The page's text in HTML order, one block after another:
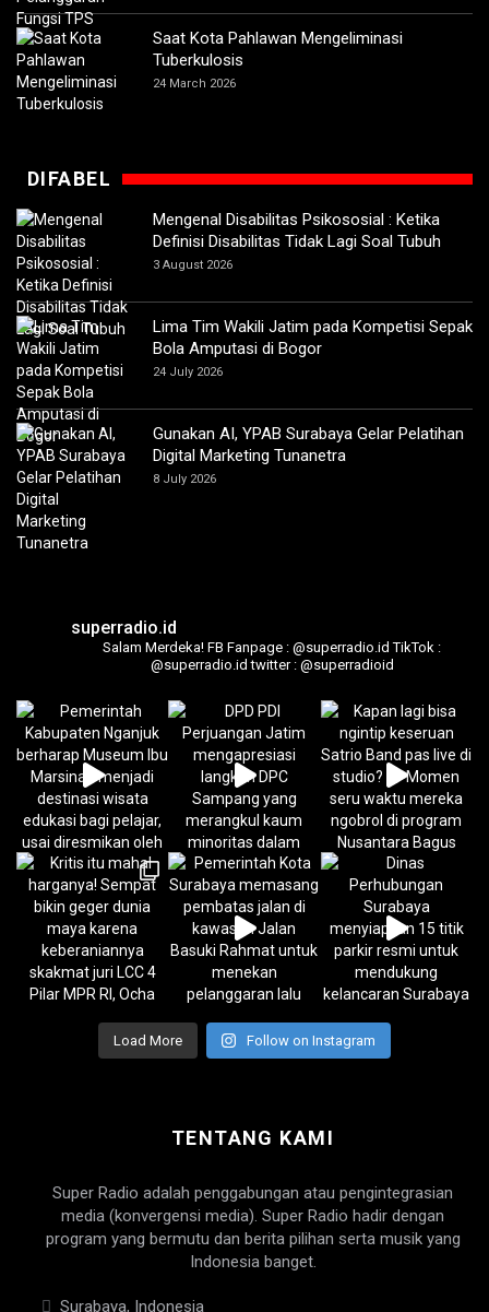
Saat Kota Pahlawan Mengeliminasi
Tuberkulosis
24 March 2026
DIFABEL
Mengenal Disabilitas Psikososial : Ketika
Definisi Disabilitas Tidak Lagi Soal Tubuh
3 August 2026
Lima Tim Wakili Jatim pada Kompetisi Sepak
Bola Amputasi di Bogor
24 July 2026
Gunakan AI, YPAB Surabaya Gelar Pelatihan
Digital Marketing Tunanetra
8 July 2026
superradio.id
Salam Merdeka! FB Fanpage : @superradio.id TikTok :
@superradio.id twitter : @superradioid
Load More Follow on Instagram
TENTANG KAMI
Super Radio adalah penggabungan atau pengintegrasian
media (konvergensi media). Super Radio hadir dengan
program yang bermutu dan berita pilihan serta musik yang
Indonesia banget.
Surabaya, Indonesia